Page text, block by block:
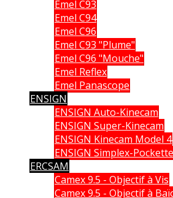
Emel C93
Emel C94
Emel C96
Emel C93 "Plume"
Emel C96 "Mouche"
Emel Reflex
Emel Panascope
ENSIGN
ENSIGN Auto-Kinecam
ENSIGN Super-Kinecam
ENSIGN Kinecam Model 4
ENSIGN Simplex-Pockette
ERCSAM
Camex 9.5 - Objectif à Vis
Camex 9.5 - Objectif à